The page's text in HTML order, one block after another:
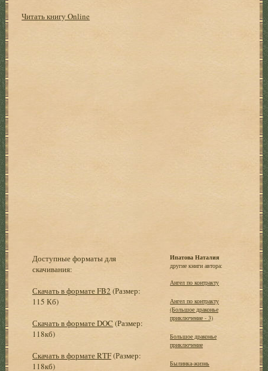
Читать книгу Online
Доступные форматы для
скачивания:
Скачать в формате FB2 (Размер:
115 Кб)
Скачать в формате DOC (Размер:
118кб)
Скачать в формате RTF(Размер:
118кб)
Ипатова Наталия
другие книги автора:
Ангел по контракту
Ангел по контракту
(Большое драконье
приключение - 3)
Большое драконье
приключение
Былинка-жизнь